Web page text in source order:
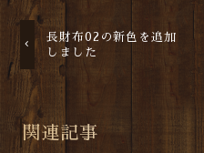
長財布02の新色を追加
しました
関連記事